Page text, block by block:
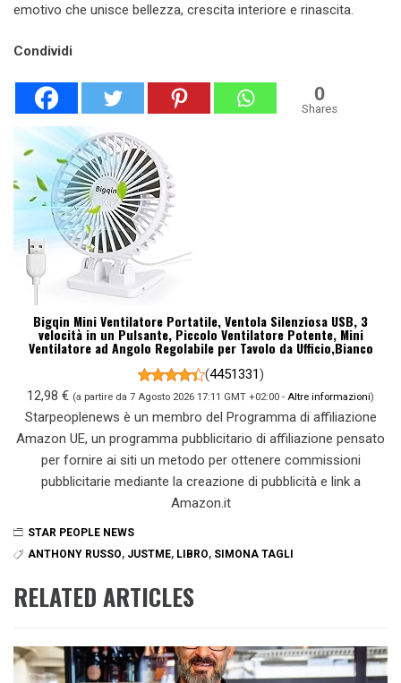
emotivo che unisce bellezza, crescita interiore e rinascita.
Condividi
0
Shares
Bigqin Mini Ventilatore Portatile, Ventola Silenziosa USB, 3
velocità in un Pulsante, Piccolo Ventilatore Potente, Mini
Ventilatore ad Angolo Regolabile per Tavolo da Ufficio,Bianco
(4451331)
12,98 € (a partire da 7 Agosto 2026 17:11 GMT +02:00 - Altre informazioni)
Starpeoplenews è un membro del Programma di affiliazione
Amazon UE, un programma pubblicitario di affiliazione pensato
per fornire ai siti un metodo per ottenere commissioni
pubblicitarie mediante la creazione di pubblicità e link a
Amazon.it
STAR PEOPLE NEWS
ANTHONY RUSSO, JUSTME, LIBRO, SIMONA TAGLI
RELATED ARTICLES